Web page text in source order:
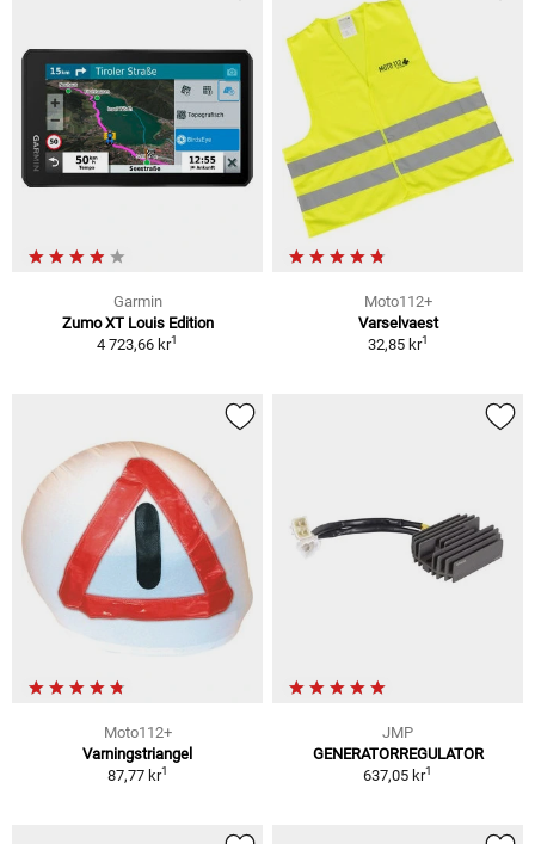
Garmin
Zumo XT Louis Edition
4 723,66 kr1
Moto112+
Varselvaest
32,85 kr1
Moto112+
Varningstriangel
87,77 kr1
JMP
GENERATORREGULATOR
637,05 kr1